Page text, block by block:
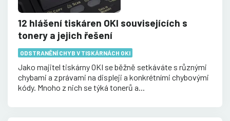
12 hlášení tiskáren OKI souvisejících s
tonery a jejich řešení
ODSTRANĚNÍ CHYB V TISKÁRNÁCH OKI
Jako majitel tiskárny OKI se běžně setkáváte s různými
chybami a zprávami na displeji a konkrétními chybovými
kódy. Mnoho z nich se týká tonerů a...